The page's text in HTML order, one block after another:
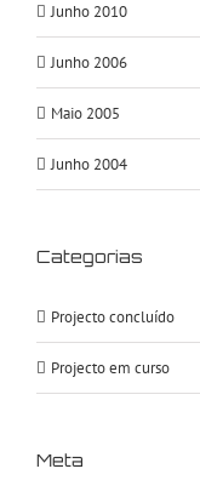
Junho 2010
Junho 2006
Maio 2005
Junho 2004
Categorias
Projecto concluído
Projecto em curso
Meta